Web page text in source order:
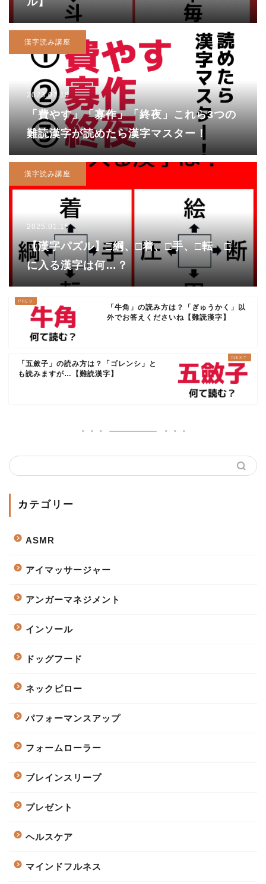
漢字読み講座
2023.07.18
「費やす」「寡作」「終夜」これら3つの
難読漢字が読めたら漢字マスター！
漢字読み講座
2025.01.15
【漢字パズル】□綱、□着、□手、□転 □
に入る漢字は何…？
「牛角」の読み方は？「ぎゅうかく」以
外でお答えくださいね【難読漢字】
「五斂子」の読み方は？「ゴレンシ」と
も読みますが…【難読漢字】
カテゴリー
ASMR
アイマッサージャー
アンガーマネジメント
インソール
ドッグフード
ネックピロー
パフォーマンスアップ
フォームローラー
ブレインスリープ
プレゼント
ヘルスケア
マインドフルネス